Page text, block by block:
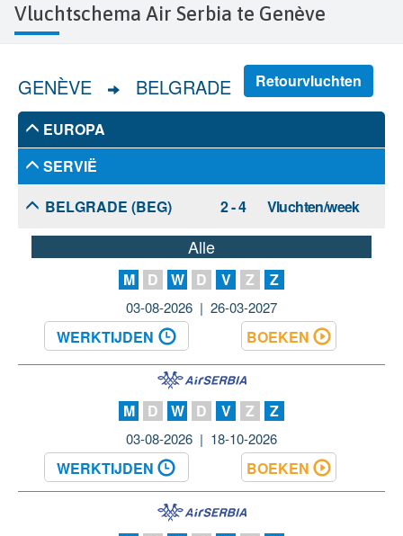
Vluchtschema Air Serbia te Genève